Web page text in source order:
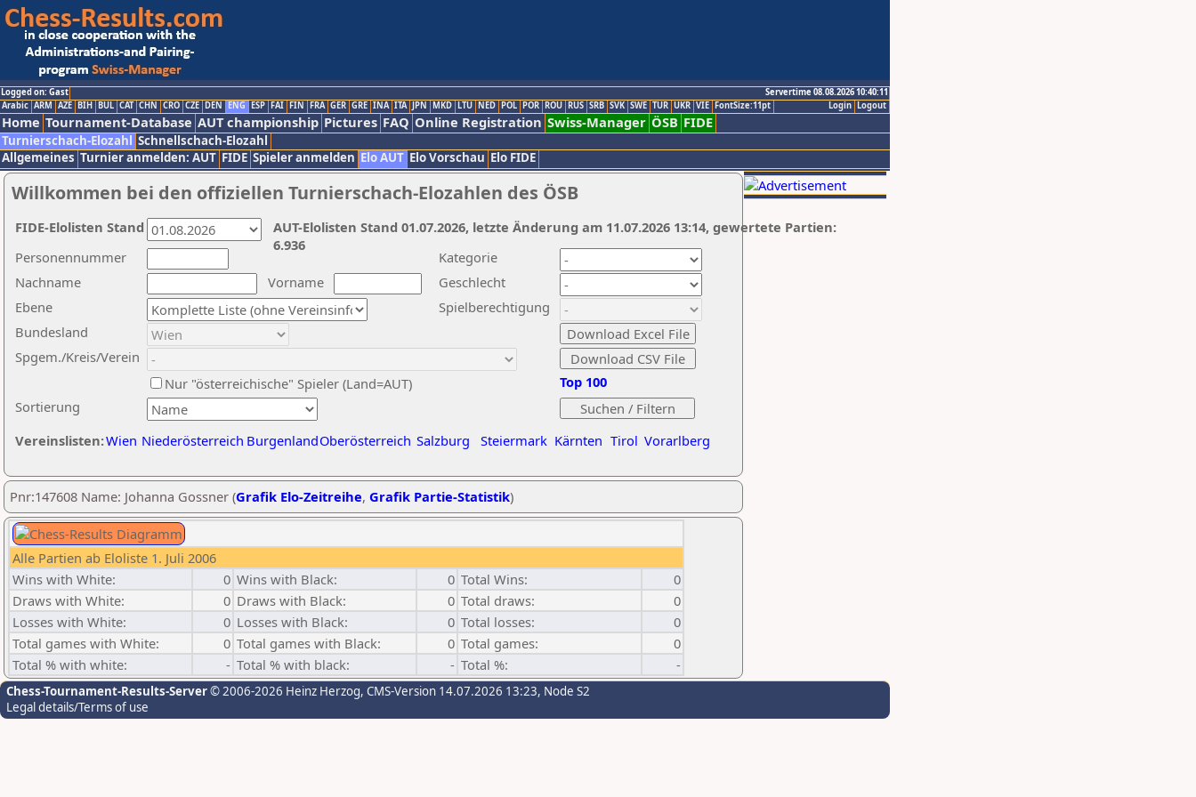
Logged on: Gast
Servertime 08.08.2026 10:40:11
Logout
Login
Arabic ARM AZE BIH BUL CAT CHN CRO CZE DEN ENG ESP FAI FIN FRA GER GRE INA ITA JPN MKD LTU NED POL POR ROU RUS SRB SVK SWE TUR UKR VIE FontSize:11pt
Home Tournament-Database AUT championship Pictures FAQ Online Registration Swiss-Manager ÖSB FIDE
Turnierschach-Elozahl Schnellschach-Elozahl
Allgemeines Turnier anmelden: AUT FIDE Spieler anmelden Elo AUT Elo Vorschau Elo FIDE
Willkommen bei den offiziellen Turnierschach-Elozahlen des ÖSB
Nachname
Vorname
Ebene
Kategorie
Sortierung
Personennummer
Bundesland
Spgem./Kreis/Verein
Geschlecht
Nur "österreichische" Spieler (Land=AUT)
Spielberechtigung
Vereinslisten:Wien Niederösterreich BurgenlandOberösterreich Salzburg Steiermark Kärnten Tirol Vorarlberg
Top 100
AUT-Elolisten Stand 01.07.2026, letzte Änderung am 11.07.2026 13:14, gewertete Partien:
6.936
FIDE-Elolisten Stand
Pnr:147608 Name: Johanna Gossner (Grafik Elo-Zeitreihe, Grafik Partie-Statistik)
Alle Partien ab Eloliste 1. Juli 2006
Wins with White:
0 Wins with Black: 0 Total Wins:
0
Draws with White:
0 Draws with Black: 0 Total draws:
0
Losses with White:
0 Losses with Black: 0 Total losses:
0
Total games with White:
0 Total games with Black: 0 Total games:
0
Total % with white:
- Total % with black: - Total %: -
Chess-Tournament-Results-Server© 2006-2026 Heinz Herzog, CMS-Version 14.07.2026 13:23, Node S2
Legal details/Terms of use